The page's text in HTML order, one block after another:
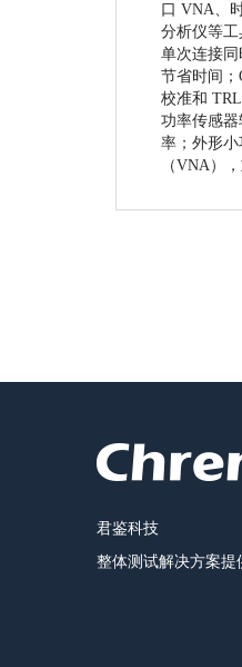
口 VNA、
分析仪等
单次连接
节省时间；
校准和
功率传感
率；外形
（VNA）
君鉴科技
整体测试解决方案提